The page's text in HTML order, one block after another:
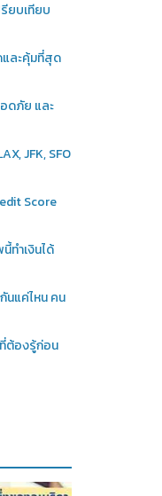
ยบเทียบ
และคุ้มที่สุด
ดภัย และ
JFK, SFO
Score
ทำเงินได้
นแค่ไหน คน
ที่ต้องรู้ก่อน